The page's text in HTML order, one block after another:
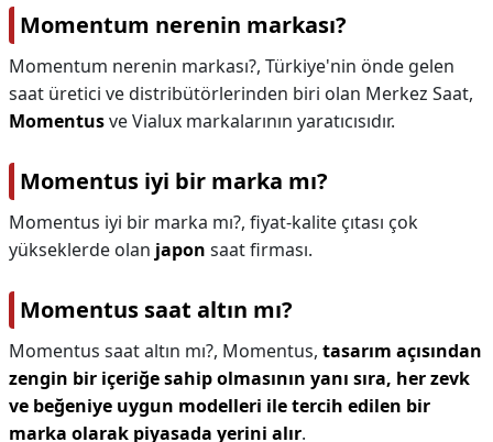
Momentum nerenin markası?
Momentum nerenin markası?, Türkiye'nin önde gelen
saat üretici ve distribütörlerinden biri olan Merkez Saat,
Momentusve Vialux markalarının yaratıcısıdır.
Momentus iyi bir marka mı?
Momentus iyi bir marka mı?, fiyat-kalite çıtası çok
yükseklerde olan japon saat firması.
Momentus saat altın mı?
Momentus saat altın mı?, Momentus, tasarım açısından
zengin bir içeriğe sahip olmasının yanı sıra, her zevk
ve beğeniye uygun modelleri ile tercih edilen bir
marka olarak piyasada yerini alır.